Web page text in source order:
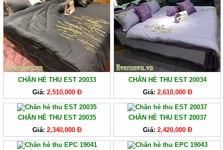
CHĂN HÈ THU EST 20033
Giá: 2,510,000 Đ
CHĂN HÈ THU EST 20034
Giá: 2,610,000 Đ
CHĂN HÈ THU EST 20035
Giá: 2,340,000 Đ
CHĂN HÈ THU EST 20037
Giá: 2,420,000 Đ